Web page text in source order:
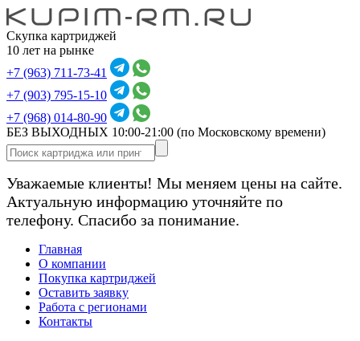
Скупка картриджей
10 лет на рынке
+7 (963) 711-73-41
+7 (903) 795-15-10
+7 (968) 014-80-90
БЕЗ ВЫХОДНЫХ 10:00-21:00 (по Московскому времени)
Уважаемые клиенты! Мы меняем цены на сайте.
Актуальную информацию уточняйте по
телефону. Спасибо за понимание.
Главная
О компании
Покупка картриджей
Оставить заявку
Работа с регионами
Контакты